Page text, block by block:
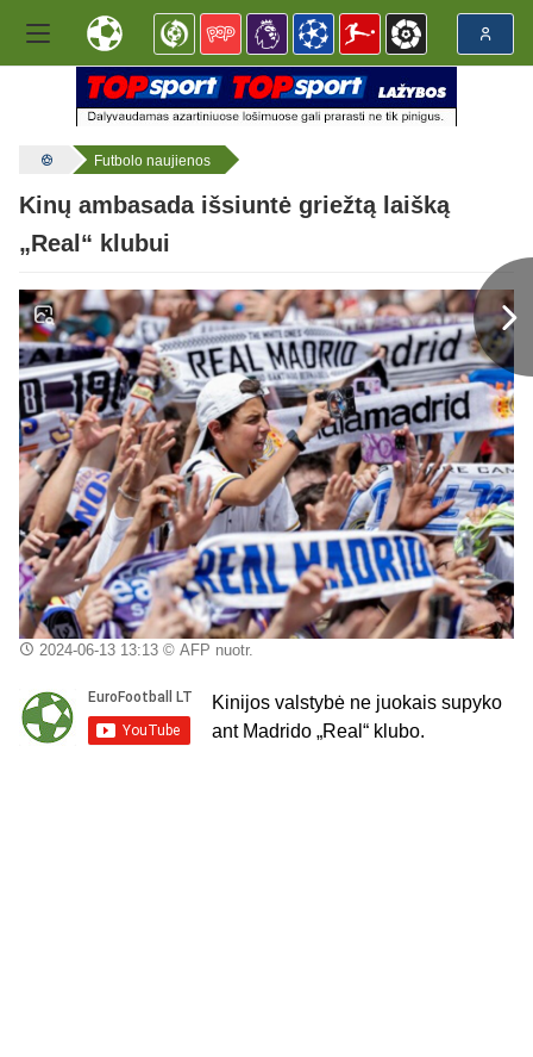
Futbolo naujienos
Kinų ambasada išsiuntė griežtą laišką
„Real“ klubui
2024-06-13 13:13© AFP nuotr.
Kinijos valstybė ne juokais supyko
ant Madrido „Real“ klubo.